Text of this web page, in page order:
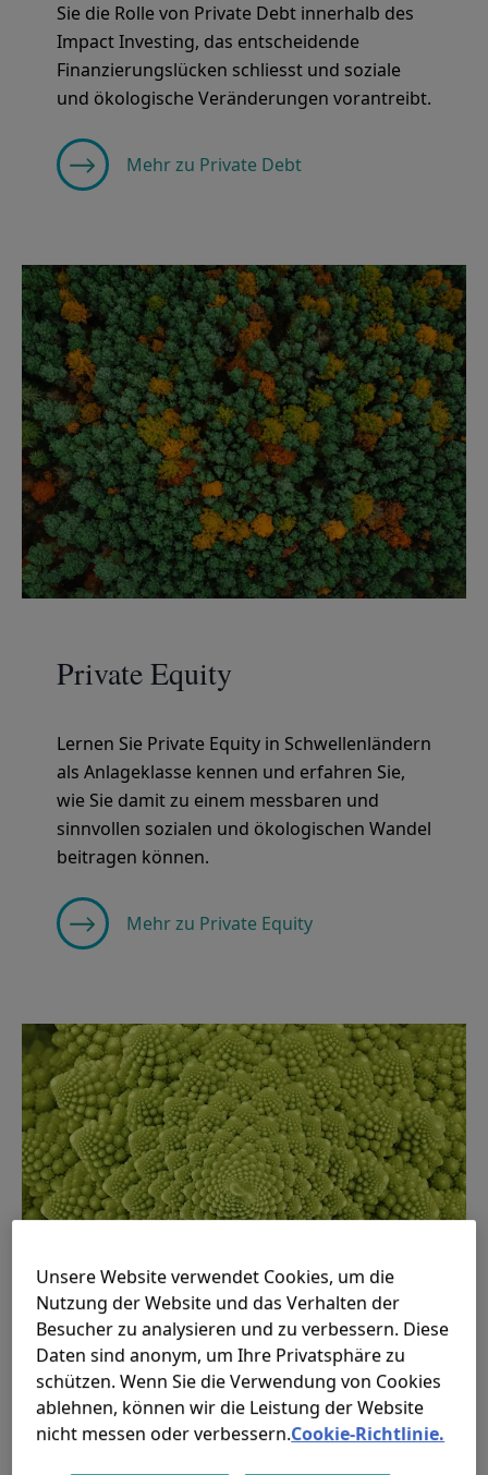
Sie die Rolle von Private Debt innerhalb des
Impact Investing, das entscheidende
Finanzierungslücken schliesst und soziale
und ökologische Veränderungen vorantreibt.
Mehr zu Private Debt
Private Equity
Lernen Sie Private Equity in Schwellenländern
als Anlageklasse kennen und erfahren Sie,
wie Sie damit zu einem messbaren und
sinnvollen sozialen und ökologischen Wandel
beitragen können.
Mehr zu Private Equity
Fonds­investitionen
Unsere Website verwendet Cookies, um die
Nutzung der Website und das Verhalten der
Besucher zu analysieren und zu verbessern. Diese
Daten sind anonym, um Ihre Privatsphäre zu
schützen. Wenn Sie die Verwendung von Cookies
ablehnen, können wir die Leistung der Website
nicht messen oder verbessern.Cookie-Richtlinie.